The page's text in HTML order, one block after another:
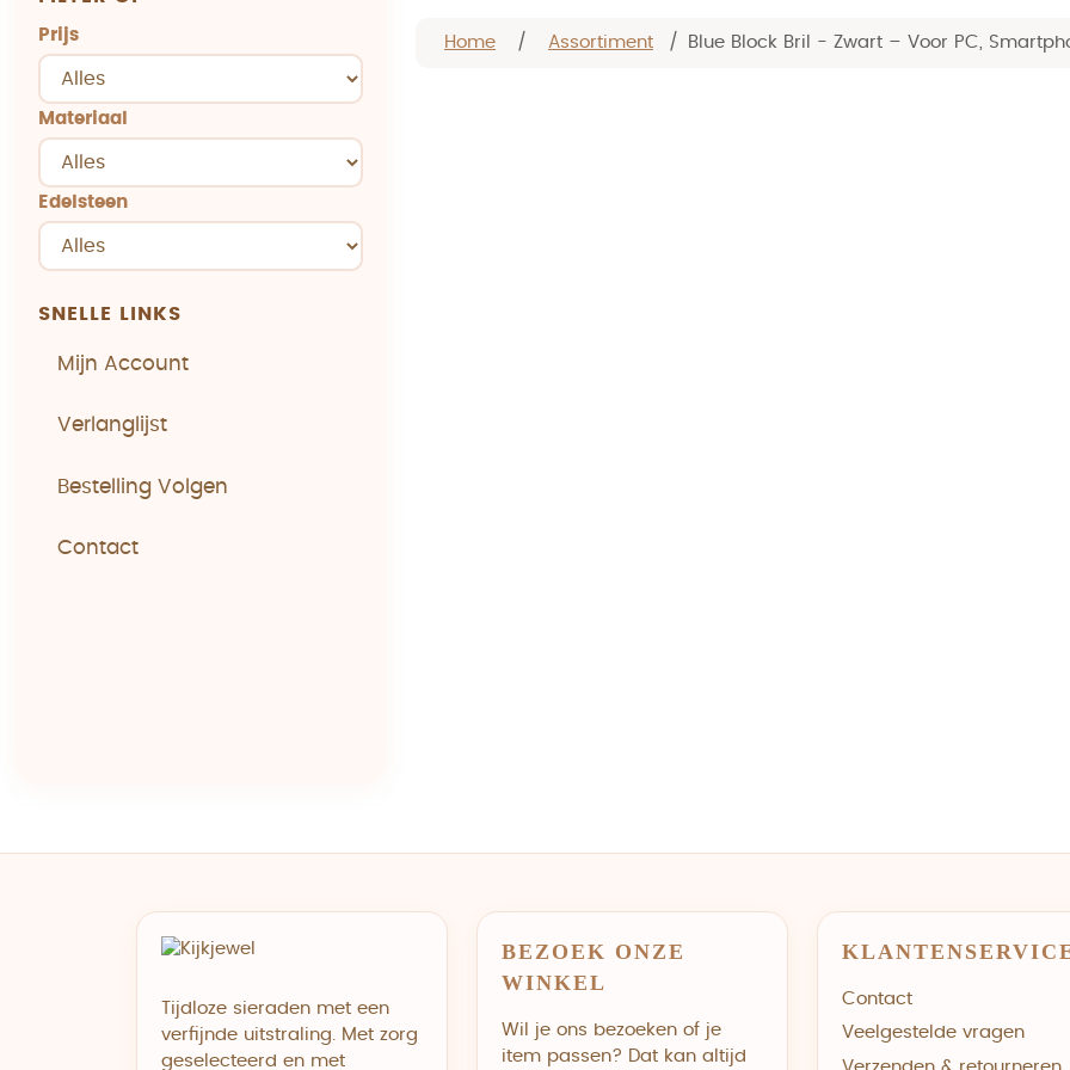
Prijs
Materiaal
Edelsteen
SNELLE LINKS
Mijn Account
Verlanglijst
Bestelling Volgen
Contact
Home / Assortiment / Blue Block Bril - Zwart – Voor PC,
Tijdloze sieraden met een
verfijnde uitstraling. Met zorg
geselecteerd en met
BEZOEK ONZE
WINKEL
Wil je ons bezoeken of je
item passen? Dat kan altijd
Contact
Veelgestelde vragen